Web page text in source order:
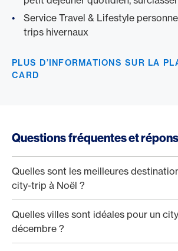
Service Travel & Lifestyle
trips hivernaux
PLUS D’INFORMATIONS SUR LA
CARD
Questions fréquentes et
Quelles sont les meilleures
city-trip à Noël ?
Quelles villes sont idéales pour un
décembre ?